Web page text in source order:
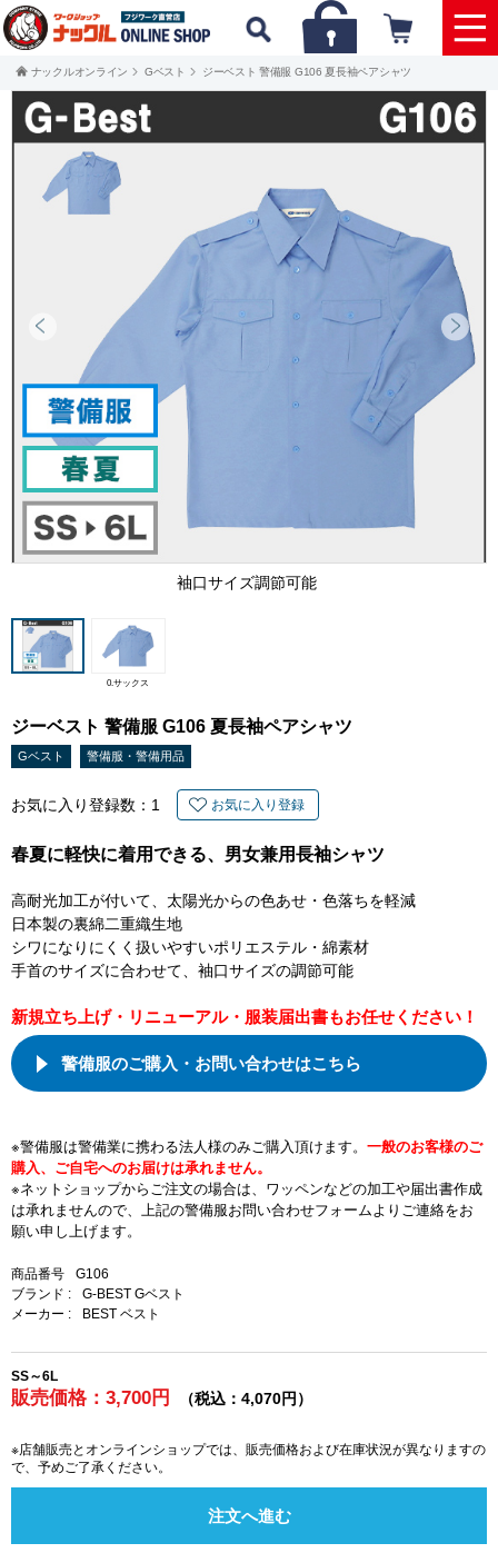
ナックルオンライン Gベスト ジーベスト 警備服 G106 夏長袖ペアシャツ
袖口サイズ調節可能
0.サックス
ジーベスト 警備服 G106 夏長袖ペアシャツ
Gベスト 警備服・警備用品
お気に入り登録数： 1 お気に入り登録
春夏に軽快に着用できる、男女兼用長袖シャツ
高耐光加工が付いて、太陽光からの色あせ・色落ちを軽減
日本製の裏綿二重織生地
シワになりにくく扱いやすいポリエステル・綿素材
手首のサイズに合わせて、袖口サイズの調節可能
新規立ち上げ・リニューアル・服装届出書もお任せください！
警備服のご購入・お問い合わせはこちら
※警備服は警備業に携わる法人様のみご購入頂けます。 一般のお客様のご
購入、ご自宅へのお届けは承れません。
※ネットショップからご注文の場合は、ワッペンなどの加工や届出書作成
は承れませんので、上記の警備服お問い合わせフォームよりご連絡をお
願い申し上げます。
商品番号
G106
ブランド :
G-BEST Gベスト
メーカー :
BEST ベスト
SS～6L
販売価格：3,700円 （税込：4,070円）
※店舗販売とオンラインショップでは、販売価格および在庫状況が異なりますの
で、予めご了承ください。
注文へ進む